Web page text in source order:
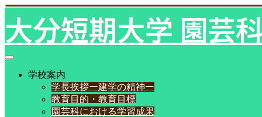
大分短期大学 園芸
学校案内
学長挨拶ー建学の精神ー
教育目的・教育目標
園芸科における学習成果